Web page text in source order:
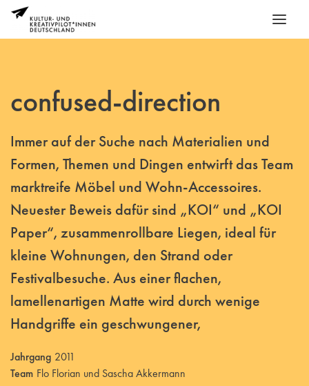
confused-direction
Immer auf der Suche nach Materialien und
Formen, Themen und Dingen entwirft das Team
marktreife Möbel und Wohn-Accessoires.
Neuester Beweis dafür sind „KOI“ und „KOI
Paper“, zusammenrollbare Liegen, ideal für
kleine Wohnungen, den Strand oder
Festivalbesuche. Aus einer flachen,
lamellenartigen Matte wird durch wenige
Handgriffe ein geschwungener,
Jahrgang 2011
Team Flo Florian und Sascha Akkermann